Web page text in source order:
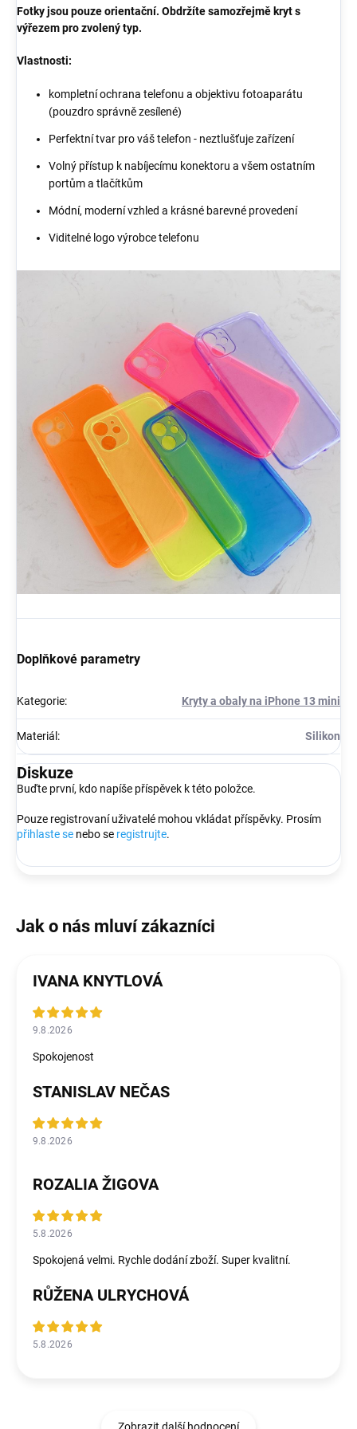
Fotky jsou pouze orientační. Obdržíte samozřejmě kryt s
výřezem pro zvolený typ.
Vlastnosti:
kompletní ochrana telefonu a objektivu fotoaparátu
(pouzdro správně zesílené)
Perfektní tvar pro váš telefon - neztlušťuje zařízení
Volný přístup k nabíjecímu konektoru a všem ostatním
portům a tlačítkům
Módní, moderní vzhled a krásné barevné provedení
Viditelné logo výrobce telefonu
Doplňkové parametry
Kategorie: Kryty a obaly na iPhone 13 mini
Materiál : Silikon
Diskuze
Buďte první, kdo napíše příspěvek k této položce.
Pouze registrovaní uživatelé mohou vkládat příspěvky. Prosím
přihlaste se nebo se registrujte.
IVANA KNYTLOVÁ
9.8.2026
Spokojenost
STANISLAV NEČAS
9.8.2026
ROZALIA ŽIGOVA
5.8.2026
Spokojená velmi. Rychle dodání zboží. Super kvalitní.
RŮŽENA ULRYCHOVÁ
5.8.2026